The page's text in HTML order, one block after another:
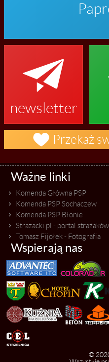

newsletter
 Przekaż
Ważne linki
Komenda Główna PSP
Komenda PSP Sochaczew
Komenda PSP Błonie
Strazacki.pl - portal strażaków
Tomasz Fijołek - Fotografia
Wspierają nas
©